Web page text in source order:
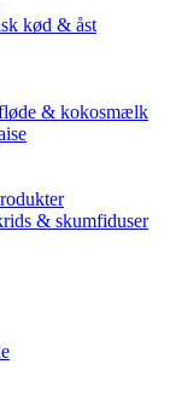
kød & åst
& kokosmælk
& skumfiduser